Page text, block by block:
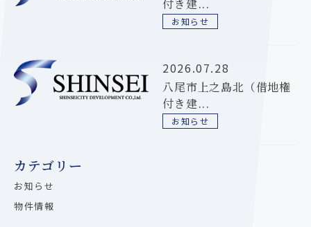
付き建...
お知らせ
2026.07.28
八尾市上之島北（借地権
付き建...
お知らせ
カテゴリー
お知らせ
物件情報